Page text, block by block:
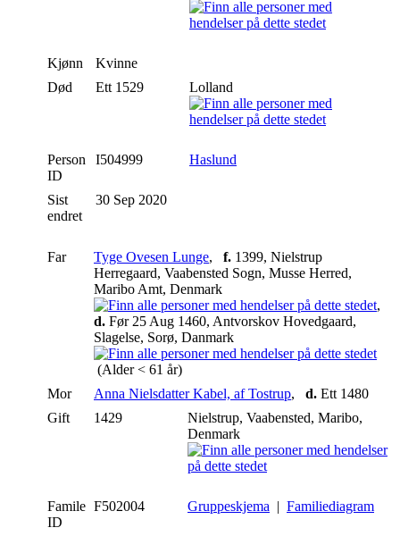
Kjønn
Kvinne
Død
Ett 1529 Lolland
Person
ID
I504999 Haslund
Sist
endret
30 Sep 2020
Far Tyge Ovesen Lunge, f. 1399, Nielstrup
Herregaard, Vaabensted Sogn, Musse Herred,
Maribo Amt, Denmark
,
d. Før 25 Aug 1460, Antvorskov Hovedgaard,
Slagelse, Sorø, Danmark
(Alder < 61 år)
Mor
Anna Nielsdatter Kabel, af Tostrup, d. Ett 1480
Gift
1429
Nielstrup, Vaabensted, Maribo,
Denmark
Famile
ID
F502004 Gruppeskjema | Familiediagram